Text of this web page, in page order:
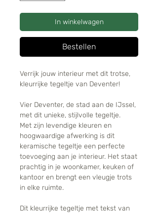
In winkelwagen
Bestellen
Verrijk jouw interieur met dit trotse,
kleurrijke tegeltje van Deventer!
Vier Deventer, de stad aan de IJssel,
met dit unieke, stijlvolle tegeltje.
Met zijn levendige kleuren en
hoogwaardige afwerking is dit
keramische tegeltje een perfecte
toevoeging aan je interieur. Het staat
prachtig in je woonkamer, keuken of
kantoor en brengt een vleugje trots
in elke ruimte.
Dit kleurrijke tegeltje met tekst van